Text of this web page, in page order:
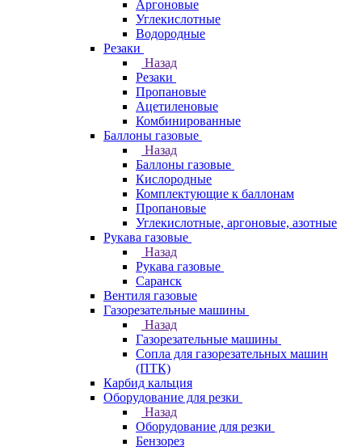
Аргоновые
Углекислотные
Водородные
Резаки
Назад
Резаки
Пропановые
Ацетиленовые
Комбинированные
Баллоны газовые
Назад
Баллоны газовые
Кислородные
Комплектующие к баллонам
Пропановые
Углекислотные, аргоновые, азотные
Рукава газовые
Назад
Рукава газовые
Саранск
Вентиля газовые
Газорезательные машины
Назад
Газорезательные машины
Сопла для газорезательных машин
(ПТК)
Карбид кальция
Оборудование для резки
Назад
Оборудование для резки
Бензорез